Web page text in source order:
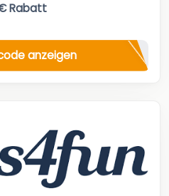
Rabatt
anzeigen